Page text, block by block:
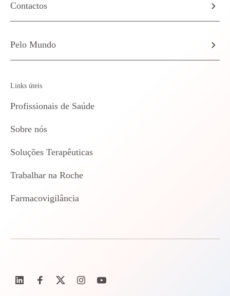
Contactos
Pelo Mundo
Links úteis
Profissionais de Saúde
Sobre nós
Soluções Terapêuticas
Trabalhar na Roche
Farmacovigilância